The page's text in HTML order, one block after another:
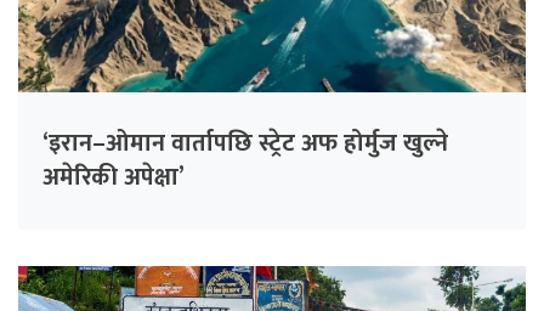
‘इरान–ओमान वार्तापछि स्ट्रेट अफ होर्मुज खुल्ने
अमेरिकी अपेक्षा’